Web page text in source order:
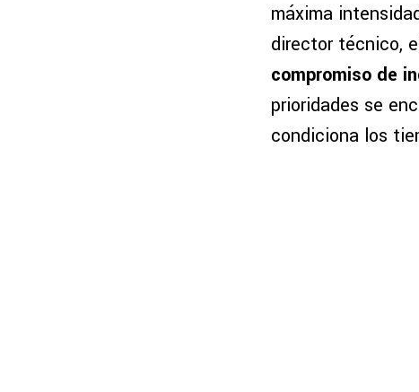
máxima
director técnico,
compromiso de
prioridades se
condiciona los